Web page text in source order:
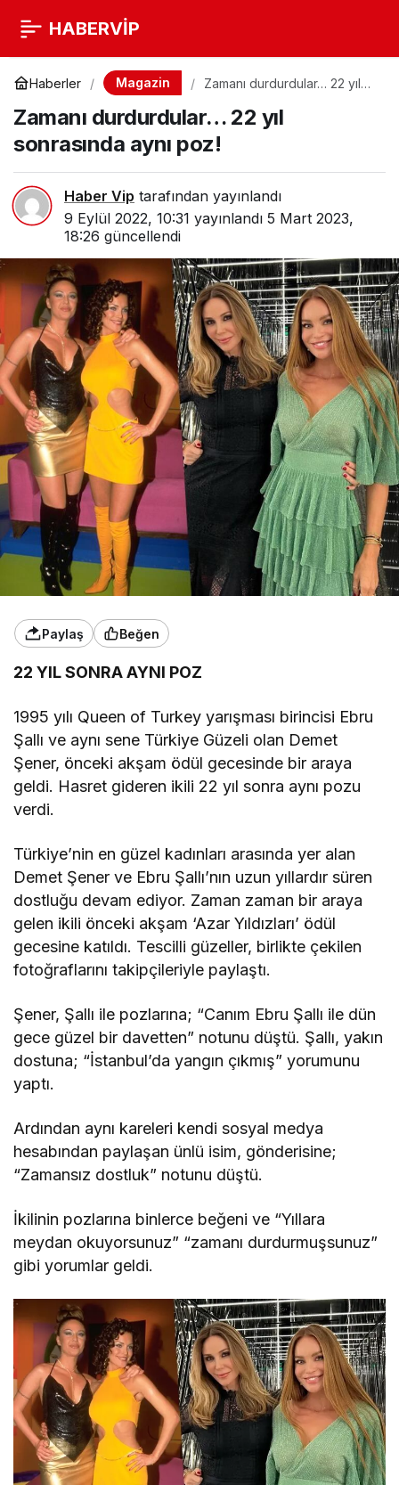
HABERVİP
Haberler Magazin
Zamanı durdurdular… 22 yıl
Zamanı durdurdular… 22 yıl
sonrasında aynı poz!
Haber Vip tarafından yayınlandı
9 Eylül 2022, 10:31 yayınlandı 5 Mart 2023,
18:26 güncellendi
Paylaş Beğen
22 YIL SONRA AYNI POZ
1995 yılı Queen of Turkey yarışması birincisi Ebru
Şallı ve aynı sene Türkiye Güzeli olan Demet
Şener, önceki akşam ödül gecesinde bir araya
geldi. Hasret gideren ikili 22 yıl sonra aynı pozu
verdi.
Türkiye’nin en güzel kadınları arasında yer alan
Demet Şener ve Ebru Şallı’nın uzun yıllardır süren
dostluğu devam ediyor. Zaman zaman bir araya
gelen ikili önceki akşam ‘Azar Yıldızları’ ödül
gecesine katıldı. Tescilli güzeller, birlikte çekilen
fotoğraflarını takipçileriyle paylaştı.
Şener, Şallı ile pozlarına; “Canım Ebru Şallı ile dün
gece güzel bir davetten” notunu düştü. Şallı, yakın
dostuna; “İstanbul’da yangın çıkmış” yorumunu
yaptı.
Ardından aynı kareleri kendi sosyal medya
hesabından paylaşan ünlü isim, gönderisine;
“Zamansız dostluk” notunu düştü.
İkilinin pozlarına binlerce beğeni ve “Yıllara
meydan okuyorsunuz” “zamanı durdurmuşsunuz”
gibi yorumlar geldi.